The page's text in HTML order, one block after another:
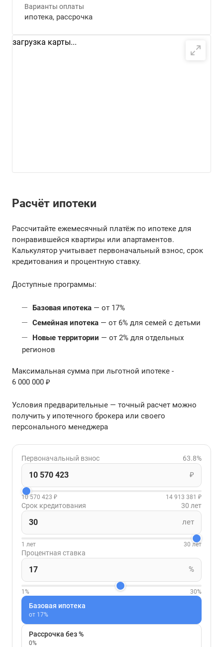
Варианты оплаты
ипотека, рассрочка
загрузка карты...
Расчёт ипотеки
Рассчитайте ежемесячный платёж по ипотеке для
понравившейся квартиры или апартаментов.
Калькулятор учитывает первоначальный взнос, срок
кредитования и процентную ставку.
Доступные программы:
Базовая ипотека — от 17%
Семейная ипотека — от 6% для семей с детьми
Новые территории — от 2% для отдельных
регионов
Максимальная сумма при льготной ипотеке -
6 000 000 ₽
Условия предварительные — точный расчет можно
получить у ипотечного брокера или своего
персонального менеджера
Первоначальный взнос 63.8%
₽
10 570 423 ₽ 14 913 381 ₽
Срок кредитования 30 лет
лет
1 лет 30 лет
Процентная ставка
%
1% 30%
Базовая ипотека
от 17%
Рассрочка без %
0%